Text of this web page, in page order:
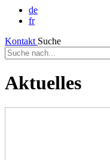
de
fr
Kontakt Suche
Suche
nach...
Aktuelles